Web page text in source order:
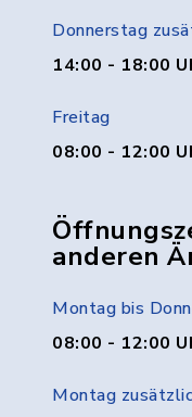
Donnerstag
14:00 - 18:00
Freitag
08:00 - 12:00
anderen
Montag bis
08:00 - 12:00
Montag